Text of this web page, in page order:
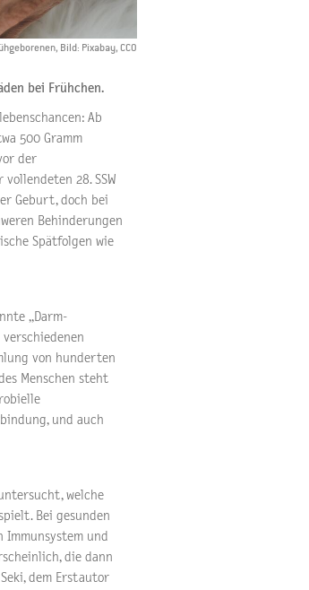
Bild: Pixabay, CCO
bei Frühchen.
Ab
500 Gramm
der
28. SSW
Geburt, doch bei
Behinderungen
Spätfolgen wie
„Darm-
von hunderten
Menschen steht
und auch
welche
Bei gesunden
Immunsystem und
die dann
dem Erstautor